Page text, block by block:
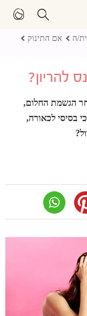
ה
אם התינוק
להריון?
הגשמת החלום,
בסיסי לכאורה,